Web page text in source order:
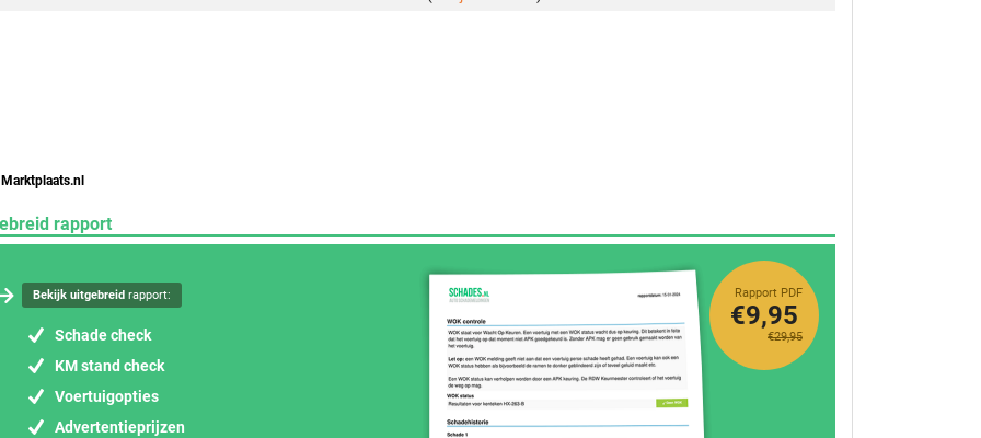
rapport
Bekijk uitgebreid rapport:
Schade check
KM stand check
Voertuigopties
Advertentieprijzen
Rapport PDF
€29,95
€9,95